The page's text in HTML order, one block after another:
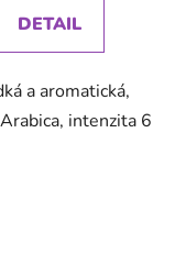
DETAIL
a aromatická,
intenzita 6